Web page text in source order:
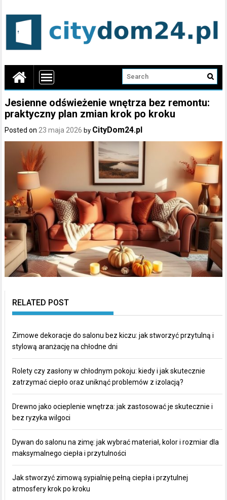
Jesienne odświeżenie wnętrza bez remontu:
praktyczny plan zmian krok po kroku
Posted on 23 maja 2026 by CityDom24.pl
RELATED POST
Zimowe dekoracje do salonu bez kiczu: jak stworzyć przytulną i
stylową aranżację na chłodne dni
Rolety czy zasłony w chłodnym pokoju: kiedy i jak skutecznie
zatrzymać ciepło oraz uniknąć problemów z izolacją?
Drewno jako ocieplenie wnętrza: jak zastosować je skutecznie i
bez ryzyka wilgoci
Dywan do salonu na zimę: jak wybrać materiał, kolor i rozmiar dla
maksymalnego ciepła i przytulności
Jak stworzyć zimową sypialnię pełną ciepła i przytulnej
atmosfery krok po kroku